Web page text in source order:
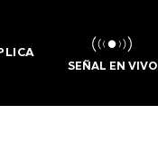
SEÑAL EN VIVO